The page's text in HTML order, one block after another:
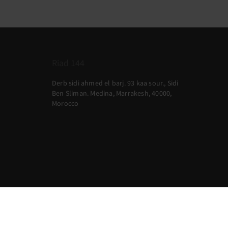
Derb sidi ahmed el barj. 93 kaa sour., Sidi
Ben Sliman. Medina, Marrakesh, 40000,
Morocco